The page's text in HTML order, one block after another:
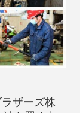
ザーズ株